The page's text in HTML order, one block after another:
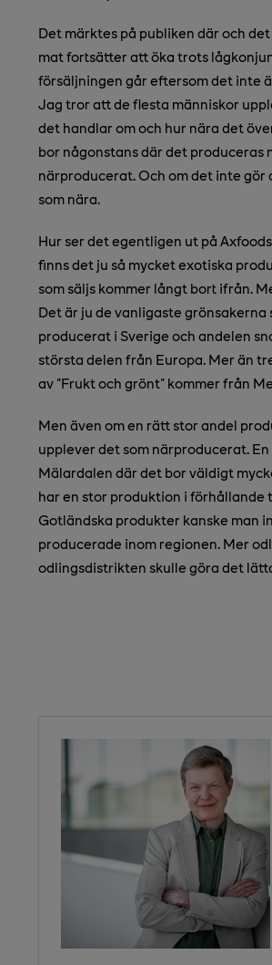
Det märktes på publiken där och
mat fortsätter att öka trots
försäljningen går eftersom det inte
Jag tror att de flesta människor
det handlar om och hur nära det
bor någonstans där det produceras
närproducerat. Och om det inte
som nära.
Hur ser det egentligen ut på
finns det ju så mycket exotiska
som säljs kommer långt bort ifrån.
Det är ju de vanligaste grönsakerna
producerat i Sverige och andelen
största delen från Europa. Mer än
av "Frukt och grönt" kommer från
Men även om en rätt stor andel
upplever det som närproducerat.
Mälardalen där det bor väldigt
har en stor produktion i förhållande
Gotländska produkter kanske man
producerade inom regionen. Mer
odlingsdistrikten skulle göra det